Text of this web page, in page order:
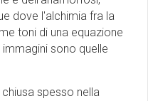
dove l'alchimia fra la
toni di una equazione
sono quelle
chiusa spesso nella